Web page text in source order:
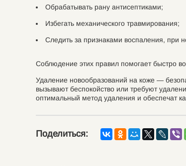
Обрабатывать рану антисептиками;
Избегать механического травмирования;
Следить за признаками воспаления, при
Соблюдение этих правил помогает быстро
Удаление новообразований на коже —
вызывают беспокойство или требуют
оптимальный метод удаления и обеспечат
Поделиться: